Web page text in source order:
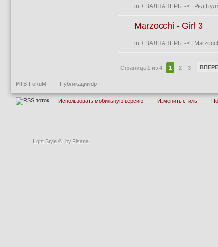
Light Style © by Fisana
in + ВАЛПАПЕРЫ -> | Ред
Marzocchi - Girl 3
in + ВАЛПАПЕРЫ -> |
Страница 1 из 4 1 2 3
MTB-FoRuM → Публикации dp
Использовать мобильную версию Изменить стиль